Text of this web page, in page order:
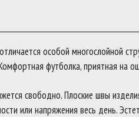
особой многослойной
футболка, приятная на
свободно. Плоские швы
или напряжения весь день.